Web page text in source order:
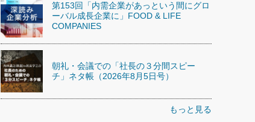
第153回「内需企業があっという間にグロ
ーバル成長企業に」FOOD & LIFE
COMPANIES
朝礼・会議での「社長の３分間スピー
チ」ネタ帳（2026年8月5日号）
もっと見る